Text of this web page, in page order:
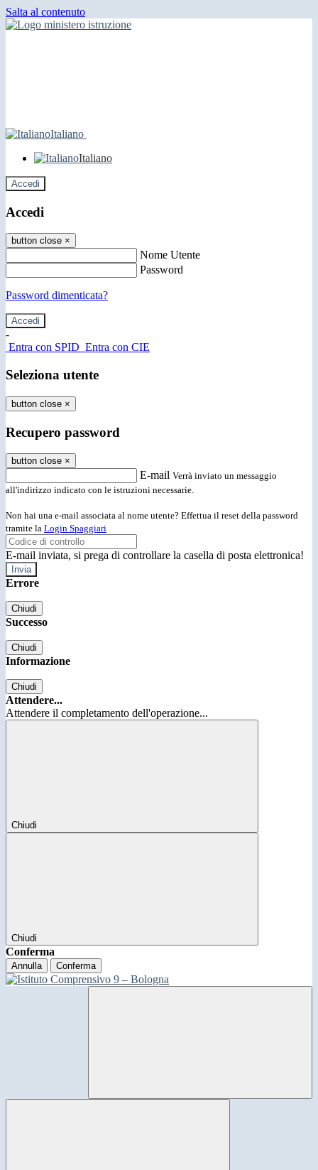
Salta al contenuto
Italiano
Italiano
Accedi
Accedi
button close ×
Nome Utente
Password
Password dimenticata?
-
Entra con SPID Entra con CIE
Seleziona utente
button close ×
Recupero password
button close ×
E-mail Verrà inviato un messaggio
all'indirizzo indicato con le istruzioni necessarie.
Non hai una e-mail associata al nome utente? Effettua il reset della password
tramite la Login Spaggiari
E-mail inviata, si prega di controllare la casella di posta elettronica!
Errore
Chiudi
Successo
Chiudi
Informazione
Chiudi
Attendere...
Attendere il completamento dell'operazione...
Chiudi
Chiudi
Conferma
Annulla Conferma